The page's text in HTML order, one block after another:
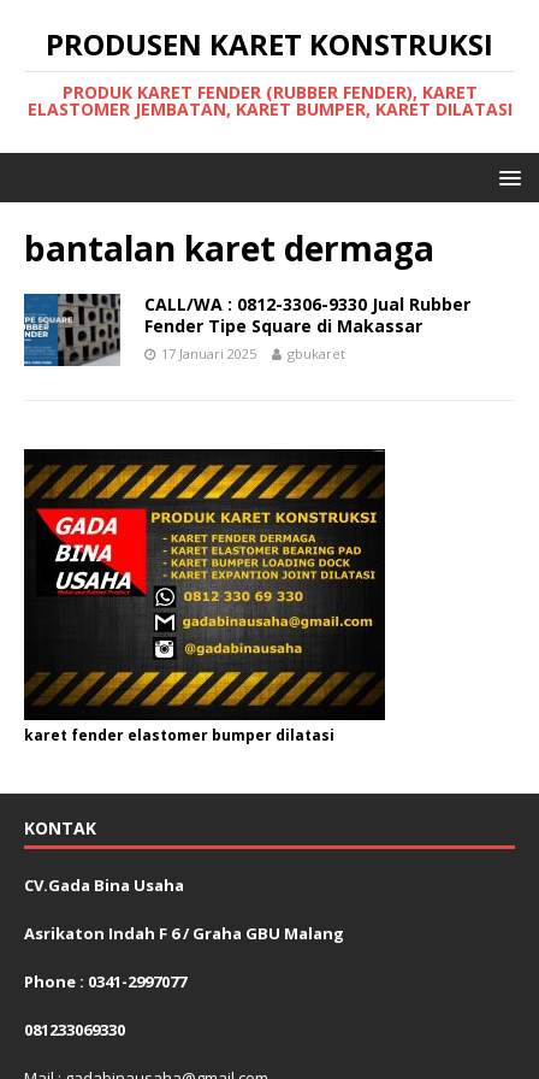
PRODUSEN KARET KONSTRUKSI
PRODUK KARET FENDER (RUBBER FENDER), KARET
ELASTOMER JEMBATAN, KARET BUMPER, KARET DILATASI
bantalan karet dermaga
CALL/WA : 0812-3306-9330 Jual Rubber
Fender Tipe Square di Makassar
17 Januari 2025 gbukaret
karet fender elastomer bumper dilatasi
KONTAK
CV.Gada Bina Usaha
Asrikaton Indah F 6 / Graha GBU Malang
Phone : 0341-2997077
081233069330